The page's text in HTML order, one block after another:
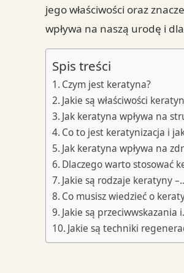
jego właściwości oraz
wpływa na naszą urodę i
Spis treści
Czym jest keratyna?
Jakie są właściwości
Jak keratyna wpływa na
Co to jest keratynizacja i
Jak keratyna wpływa na
Dlaczego warto stosować
Jakie są rodzaje keratyny
Co musisz wiedzieć o
Jakie są przeciwwskazania
Jakie są techniki